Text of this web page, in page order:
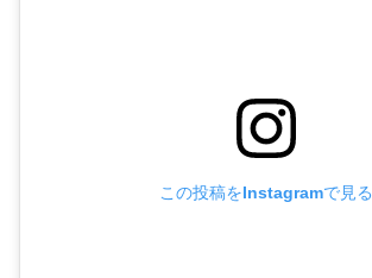
この投稿をInstagramで見る